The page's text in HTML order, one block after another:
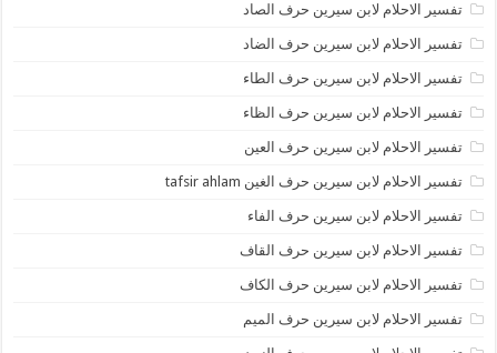
تفسير الاحلام لابن سيرين حرف الصاد
تفسير الاحلام لابن سيرين حرف الضاد
تفسير الاحلام لابن سيرين حرف الطاء
تفسير الاحلام لابن سيرين حرف الظاء
تفسير الاحلام لابن سيرين حرف العين
تفسير الاحلام لابن سيرين حرف الغين tafsir ahlam
تفسير الاحلام لابن سيرين حرف الفاء
تفسير الاحلام لابن سيرين حرف القاف
تفسير الاحلام لابن سيرين حرف الكاف
تفسير الاحلام لابن سيرين حرف الميم